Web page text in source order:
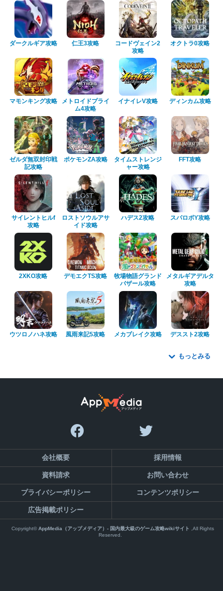
ダークルギア攻略 仁王3攻略
コードヴェイン2
攻略
オクトラ0攻略
マモンキング攻略
メトロイドプライ
ム4攻略
イナイレV攻略 ディンカム攻略
ゼルダ無双封印戦
記攻略
ポケモンZA攻略
タイムストレンジ
ャー攻略
FFT攻略
サイレントヒルf
攻略
ロストソウルアサ
イド攻略
ハデス2攻略 スパロボY攻略
2XKO攻略 デモエクTS攻略
牧場物語グランド
バザール攻略
メタルギアデルタ
攻略
ウツロノハネ攻略 風雨来記5攻略 メカブレイク攻略 デススト2攻略
もっとみる
会社概要 採用情報
資料請求 お問い合わせ
プライバシーポリシー コンテンツポリシー
広告掲載ポリシー
Copyright©AppMedia（アップメディア）- 国内最大級のゲーム攻略wikiサイト ,All Rights
Reserved.